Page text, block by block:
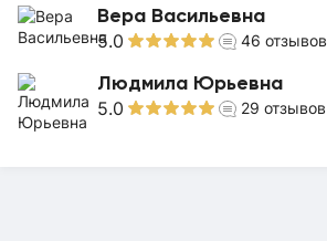
Вера Васильевна
5.0 46 отзывов
Людмила Юрьевна
5.0 29 отзывов